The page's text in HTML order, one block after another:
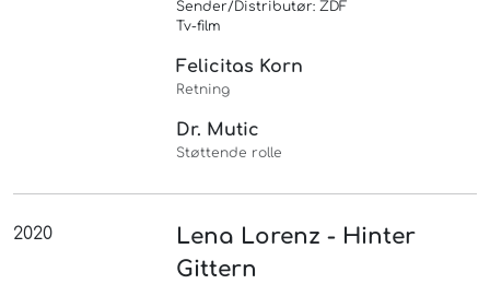
Sender/Distributør: ZDF
Tv-film
Felicitas Korn
Retning
Dr. Mutic
Støttende rolle
2020
Lena Lorenz - Hinter
Gittern